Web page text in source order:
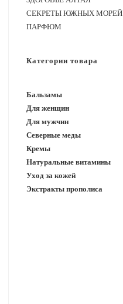
СЕКРЕТЫ ЮЖНЫХ МОРЕЙ
ПАРФЮМ
Категории товара
Бальзамы
Для женщин
Для мужчин
Северные меды
Кремы
Натуральные витамины
Уход за кожей
Экстракты прополиса